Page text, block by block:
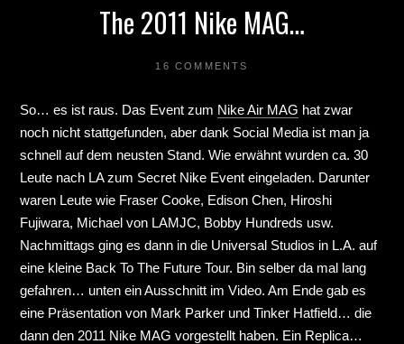
The 2011 Nike MAG…
16 COMMENTS
So… es ist raus. Das Event zum Nike Air MAG hat zwar
noch nicht stattgefunden, aber dank Social Media ist man ja
schnell auf dem neusten Stand. Wie erwähnt wurden ca. 30
Leute nach LA zum Secret Nike Event eingeladen. Darunter
waren Leute wie Fraser Cooke, Edison Chen, Hiroshi
Fujiwara, Michael von LAMJC, Bobby Hundreds usw.
Nachmittags ging es dann in die Universal Studios in L.A. auf
eine kleine Back To The Future Tour. Bin selber da mal lang
gefahren… unten ein Ausschnitt im Video. Am Ende gab es
eine Präsentation von Mark Parker und Tinker Hatfield… die
dann den 2011 Nike MAG vorgestellt haben. Ein Replica…